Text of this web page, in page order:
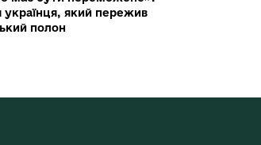
українця, який пережив
полон